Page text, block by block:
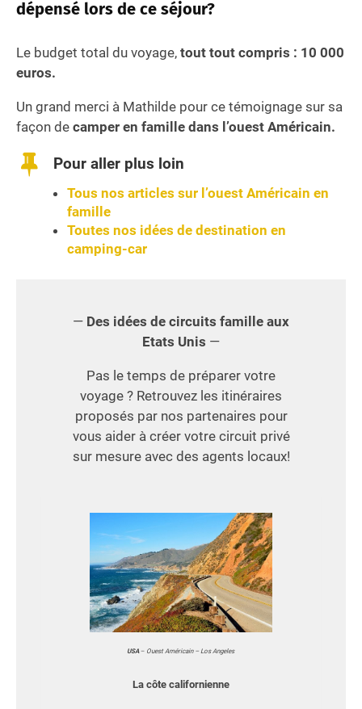
dépensé lors de ce séjour?
Le budget total du voyage, tout tout compris : 10 000
euros.
Un grand merci à Mathilde pour ce témoignage sur sa
façon de camper en famille dans l’ouest Américain.
Pour aller plus loin
Tous nos articles sur l’ouest Américain en
famille
Toutes nos idées de destination en
camping-car
— Des idées de circuits famille aux
Etats Unis —
Pas le temps de préparer votre
voyage ? Retrouvez les itinéraires
proposés par nos partenaires pour
vous aider à créer votre circuit privé
sur mesure avec des agents locaux!
USA– Ouest Américain – Los Angeles
La côte californienne